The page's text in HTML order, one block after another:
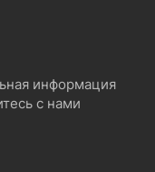
информация
с нами